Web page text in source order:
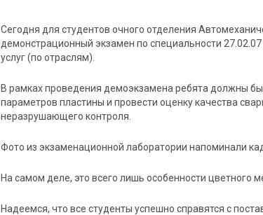
Сегодня для студентов очного отделения
демонстрационный экзамен по специальности
услуг (по отраслям).
В рамках проведения демоэкзамена ребята должны
параметров пластины и провести оценку качества
неразрушающего контроля.
Фото из экзаменационной лаборатории напоминали
На самом деле, это всего лишь особенности цветного
Надеемся, что все студенты успешно справятся с